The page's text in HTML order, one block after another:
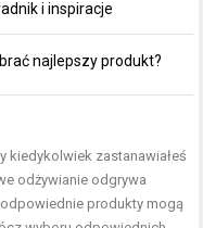
i inspiracje
najlepszy produkt?
kiedykolwiek zastanawiałeś
odżywianie odgrywa
produkty mogą